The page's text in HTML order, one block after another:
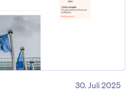
30. Juli 2025